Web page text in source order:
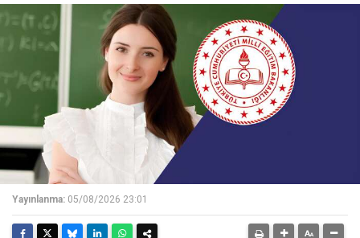
Yayınlanma: 05/08/2026 23:01